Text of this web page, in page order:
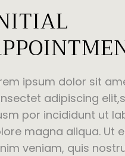
ipsum dolor sit
adipiscing
por incididunt ut
magna aliqua. Ut
veniam, quis